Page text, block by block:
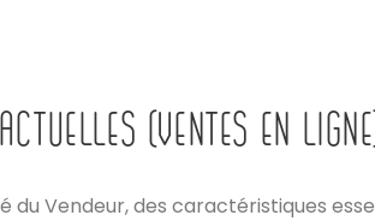
(VENTES EN
du Vendeur, des caractéristiques